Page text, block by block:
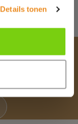
Details tonen
via de website
en